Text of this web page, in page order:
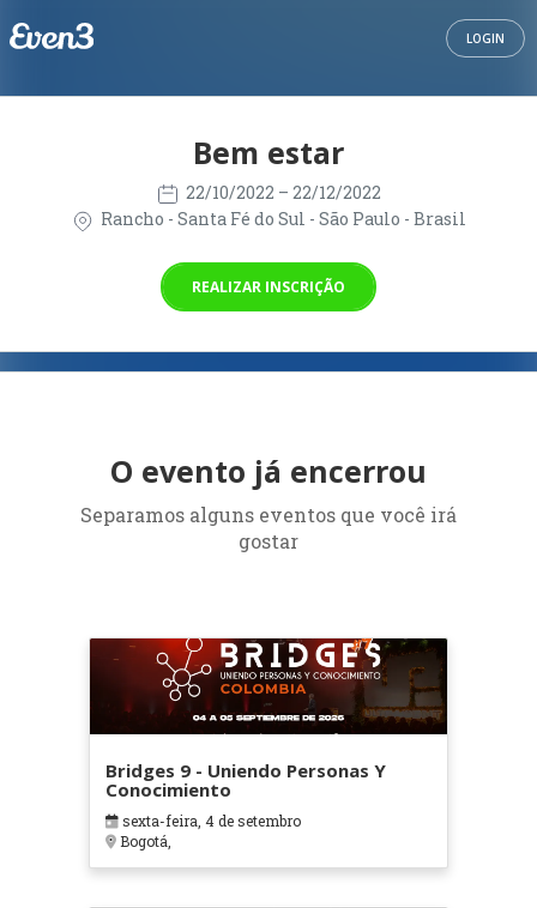
LOGIN
Bem estar
22/10/2022 – 22/12/2022
Rancho - Santa Fé do Sul - São Paulo - Brasil
REALIZAR INSCRIÇÃO
O evento já encerrou
Separamos alguns eventos que você irá
gostar
Bridges 9 - Uniendo Personas Y
Conocimiento
sexta-feira, 4 de setembro
Bogotá,